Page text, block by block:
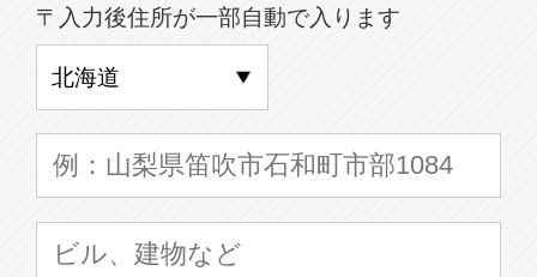
〒入力後住所が一部自動で入ります